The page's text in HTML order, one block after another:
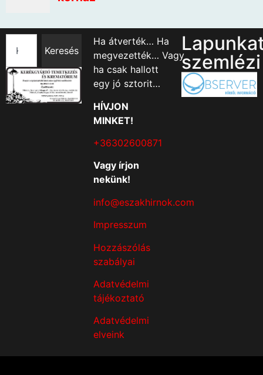
Keresés
Ha átverték… Ha
megvezették… Vagy
ha csak hallott
egy jó sztorit…
HÍVJON
MINKET!
+36302600871
Vagy írjon
nekünk!
info@eszakhirnok.com
Impresszum
Hozzászólás
szabályai
Adatvédelmi
tájékoztató
Adatvédelmi
elveink
szemlézi